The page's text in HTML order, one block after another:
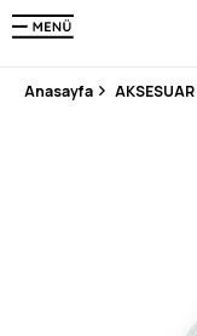
250.000'DEN FAZLA
3
Anasayfa AKSESUAR